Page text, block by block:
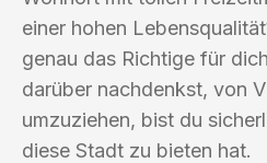
einer hohen
genau das Richtige für
darüber nachdenkst, von
umzuziehen, bist du
diese Stadt zu bieten hat.